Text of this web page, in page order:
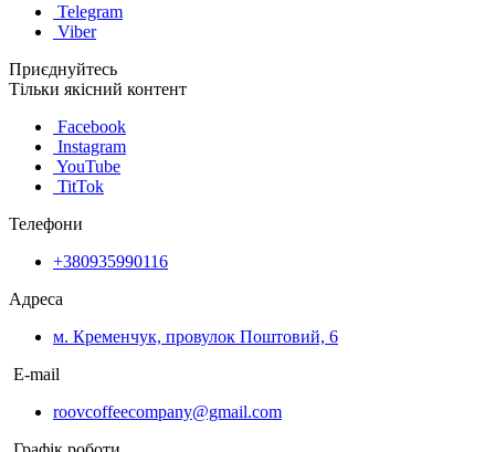
Telegram
Viber
Приєднуйтесь
Тільки якісний контент
Facebook
Instagram
YouTube
TitTok
Телефони
+380935990116
Адреса
м. Кременчук, провулок Поштовий, 6
E-mail
roovcoffeecompany@gmail.com